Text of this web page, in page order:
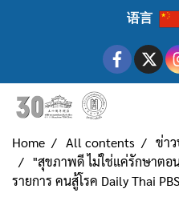
语言
Home All contents
ข่า
"สุขภาพดี ไม่ใช่แค่รักษาต
รายการ คนสู้โรค Daily Thai PBS